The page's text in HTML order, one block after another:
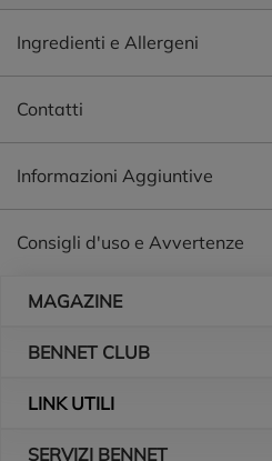
Ingredienti e Allergeni
Contatti
Informazioni Aggiuntive
Consigli d'uso e Avvertenze
MAGAZINE
BENNET CLUB
LINK UTILI
SERVIZI BENNET